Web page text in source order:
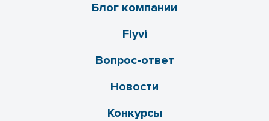
Блог компании
Flyvi
Вопрос-ответ
Новости
Конкурсы